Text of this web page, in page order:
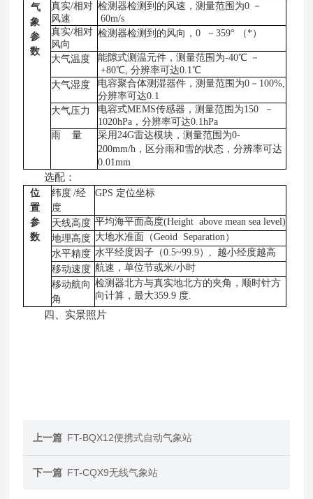
气
象
参
数
真实/相对
风速
检测器检测到的风速，测量范围为0 －
60m/s
真实/相对
风向
检测器检测到的风向，0 －359° （*）
大气温度 能隙式测温元件，测量范围为-40℃ －
+80℃, 分辨率可达0.1℃
大气湿度
电容聚合体测湿器件，测量范围为0－100%,
分辨率可达0.1
大气压力
电容式MEMS传感器，测量范围为150 －
1020hPa，分辨率可达0.1hPa
雨 量 采用24G雷达模块，测量范围为0-
200mm/h ，区分雨和雪的状态，分辨率可达
0.01mm
选配：
位
置
参
数
纬度 /经
度
GPS 定位坐标
天线高度 平均海平面高度(Height above mean sea level)
地理高度 大地水准面（Geoid Separation）
水平精度 水平经度因子（0.5~99.9）, 越小经度越高
移动速度 航速，单位节或米/小时
移动航向
角
检测器北方与真实地北方的夹角，顺时针方
向计算，最大359.9 度.
四、实景照片
上一篇 FT-BQX12便携式自动气象站
下一篇 FT-CQX9无线气象站